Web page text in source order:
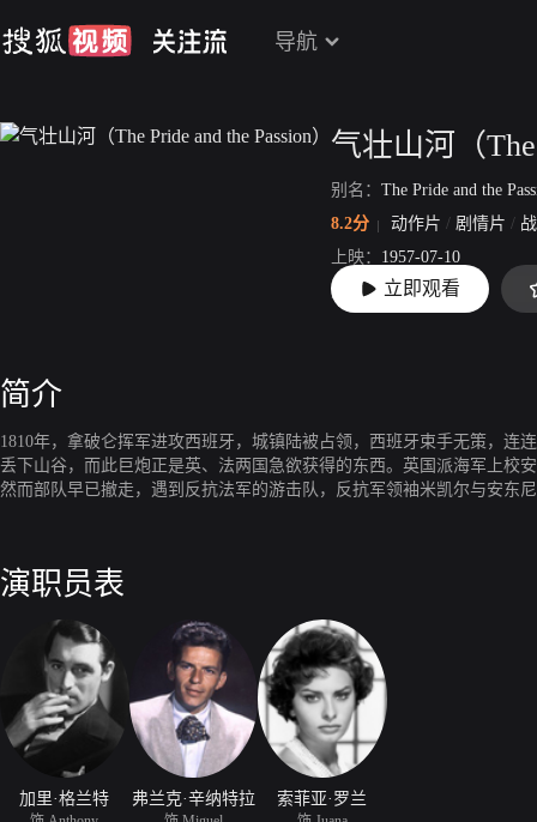
导航
别名： The Pride and the
8.2分
动作片 / 剧情片 /
上映： 1957-07-10
片长： 131分48秒
立即观看
简介
1810年，拿破仑挥军进攻西班牙，城镇陆被占领，西班牙束手无策，连
丢下山谷，而此巨炮正是英、法两国急欲获得的东西。英国派海军上校
然而部队早已撤走，遇到反抗法军的游击队，反抗军领袖米凯尔与安东
演职员表
加里·格兰特 弗兰克·辛纳特拉 索菲亚·罗兰